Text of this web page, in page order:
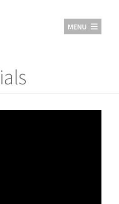
MENU